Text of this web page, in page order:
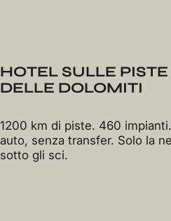
HOTEL SULLE PISTE
DELLE DOLOMITI
1200 km di piste. 460
auto, senza transfer. Solo la
sotto gli sci.